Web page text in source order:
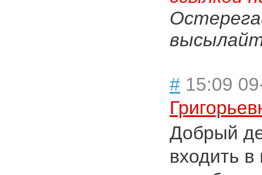
# 15:09
Добрый
входить